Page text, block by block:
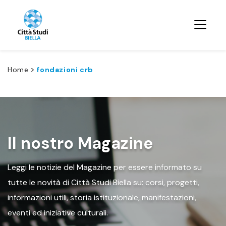
Home >fondazioni crb
Il nostro Magazine
Leggi le notizie del Magazine per essere informato su
tutte le novità di Città Studi Biella su: corsi, progetti,
informazioni utili, storia istituzionale, manifestazioni,
eventi ed iniziative culturali.